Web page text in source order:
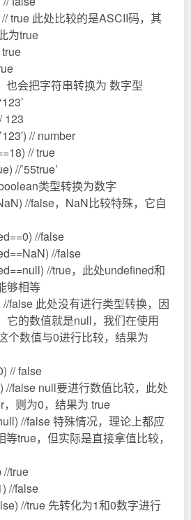
// true 此处比较的是ASCII码，其
为true
true
也会把字符串转换为 数字型
123
// number
// true
//’55true’
类型转换为数字
//false，NaN比较特殊，它自
//false
//false
//true，此处undefined和
够相等
false 此处没有进行类型转换，因
它的数值就是null，我们在使用
个数值与0进行比较，结果为
// false
//false null要进行数值比较，此处
则为0，结果为 true
//false 特殊情况，理论上都应
true，但实际是直接拿值比较，
//true
//false
//true 先转化为1和0数字进行